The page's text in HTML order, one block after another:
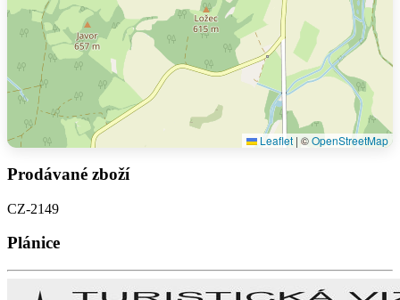
Leaflet | ©OpenStreetMap
Prodávané zboží
CZ-2149
Plánice